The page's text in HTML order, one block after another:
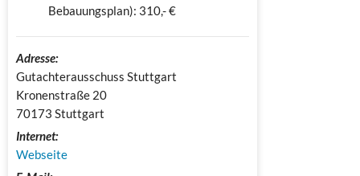
Bebauungsplan): 310,- €
Adresse:
Gutachterausschuss Stuttgart
Kronenstraße 20
70173 Stuttgart
Internet:
Webseite